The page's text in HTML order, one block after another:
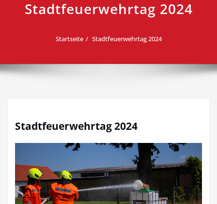
Stadtfeuerwehrtag 2024
Startseite Stadtfeuerwehrtag 2024
Stadtfeuerwehrtag 2024